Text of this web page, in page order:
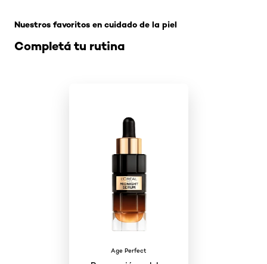
Completá tu rutina
Nuestros favoritos en cuidado de la piel
Age Perfect